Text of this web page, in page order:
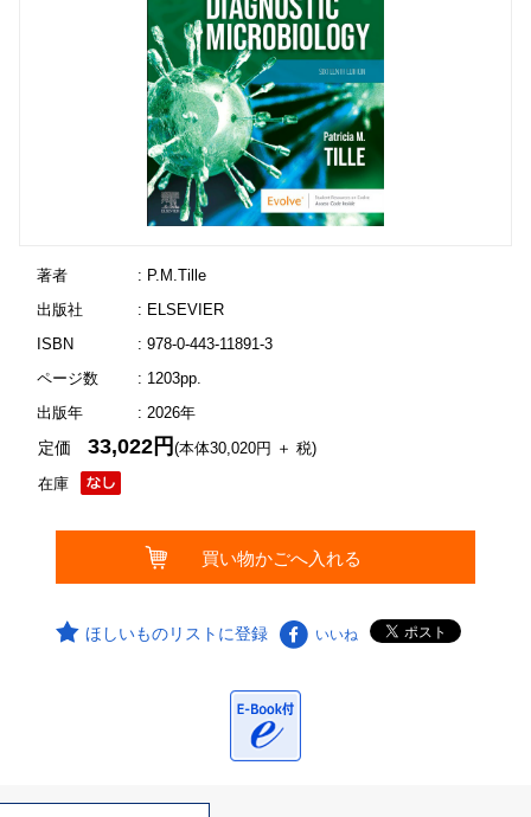
著者
: P.M.Tille
出版社
: ELSEVIER
ISBN
: 978-0-443-11891-3
ページ数
: 1203pp.
出版年
: 2026年
在庫
定価33,022円(本体30,020円 ＋ 税)
ほしいものリストに登録 いいね